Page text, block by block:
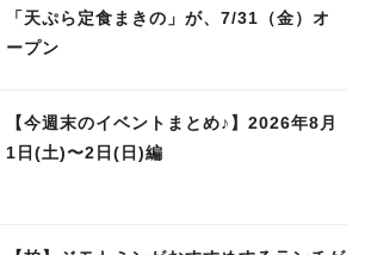
「天ぷら定食まきの」が、7/31（金）オ
ープン
【今週末のイベントまとめ♪】2026年8月
1日(土)〜2日(日)編